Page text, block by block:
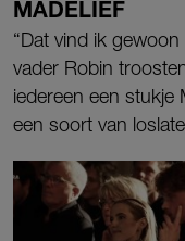
MADELIEF
“Dat vind ik
vader Robin
iedereen een stukje
een soort van